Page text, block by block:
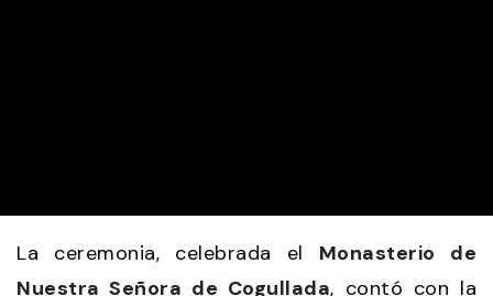
La ceremonia, celebrada el Monasterio de
Nuestra Señora de Cogullada, contó con la